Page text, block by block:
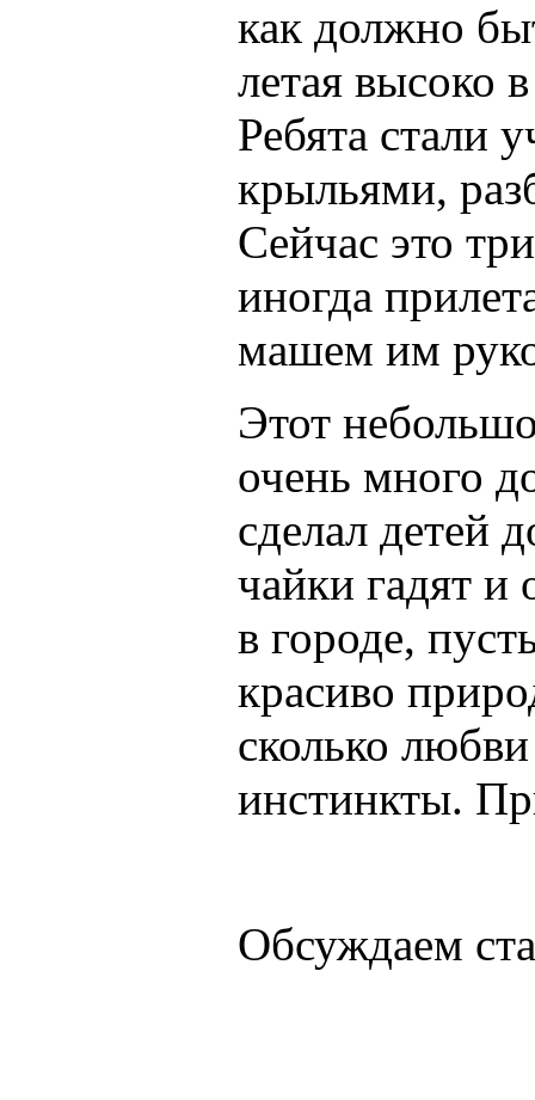
как должно
летая высоко
Ребята стали
крыльями,
Сейчас это
иногда
машем им
Этот
очень много
сделал детей
чайки гадят и
в городе,
красиво
сколько
инстинкты.
Обсуждаем